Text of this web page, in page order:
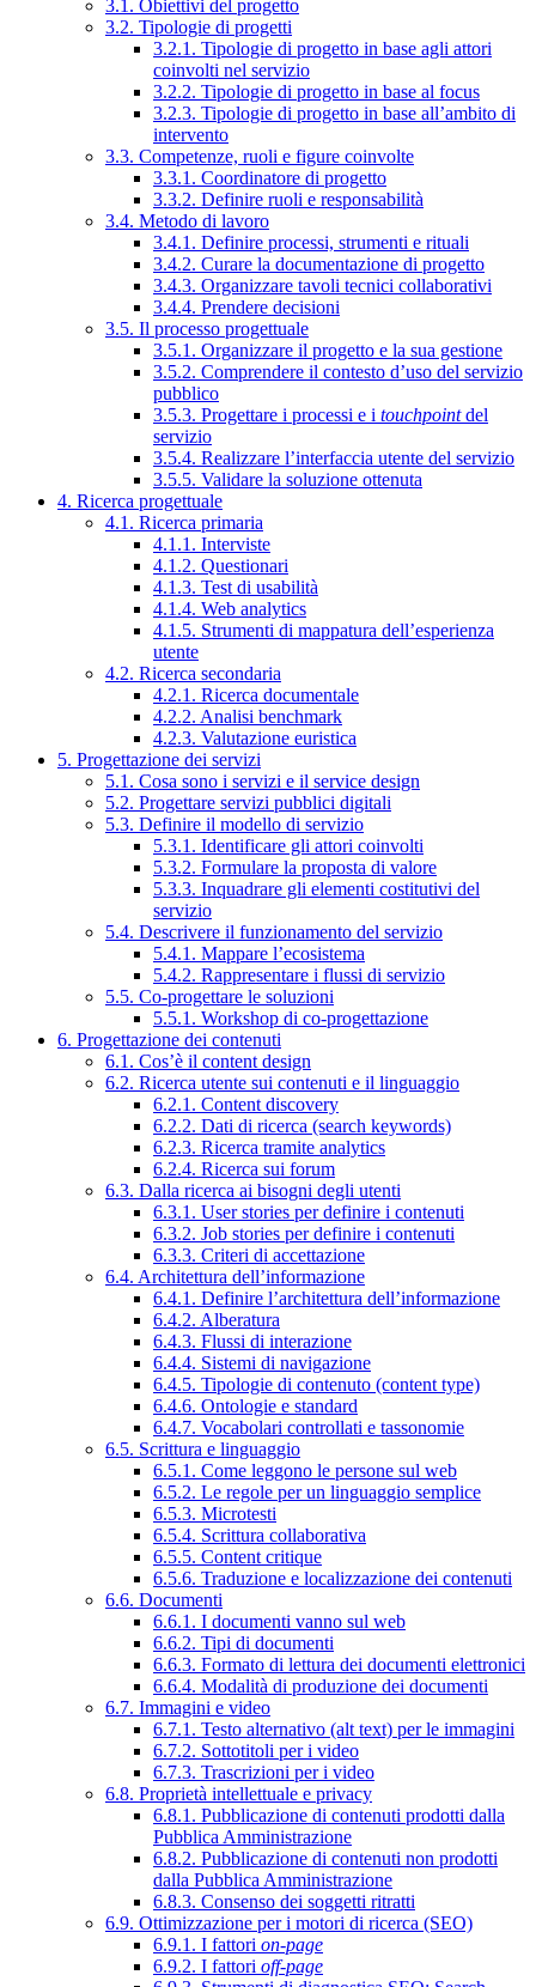
3.1. Obiettivi del progetto
3.2. Tipologie di progetti
3.2.1. Tipologie di progetto in base agli attori
coinvolti nel servizio
3.2.2. Tipologie di progetto in base al focus
3.2.3. Tipologie di progetto in base all’ambito di
intervento
3.3. Competenze, ruoli e figure coinvolte
3.3.1. Coordinatore di progetto
3.3.2. Definire ruoli e responsabilità
3.4. Metodo di lavoro
3.4.1. Definire processi, strumenti e rituali
3.4.2. Curare la documentazione di progetto
3.4.3. Organizzare tavoli tecnici collaborativi
3.4.4. Prendere decisioni
3.5. Il processo progettuale
3.5.1. Organizzare il progetto e la sua gestione
3.5.2. Comprendere il contesto d’uso del servizio
pubblico
3.5.3. Progettare i processi e i touchpointdel
servizio
3.5.4. Realizzare l’interfaccia utente del servizio
3.5.5. Validare la soluzione ottenuta
4. Ricerca progettuale
4.1. Ricerca primaria
4.1.1. Interviste
4.1.2. Questionari
4.1.3. Test di usabilità
4.1.4. Web analytics
4.1.5. Strumenti di mappatura dell’esperienza
utente
4.2. Ricerca secondaria
4.2.1. Ricerca documentale
4.2.2. Analisi benchmark
4.2.3. Valutazione euristica
5. Progettazione dei servizi
5.1. Cosa sono i servizi e il service design
5.2. Progettare servizi pubblici digitali
5.3. Definire il modello di servizio
5.3.1. Identificare gli attori coinvolti
5.3.2. Formulare la proposta di valore
5.3.3. Inquadrare gli elementi costitutivi del
servizio
5.4. Descrivere il funzionamento del servizio
5.4.1. Mappare l’ecosistema
5.4.2. Rappresentare i flussi di servizio
5.5. Co-progettare le soluzioni
5.5.1. Workshop di co-progettazione
6. Progettazione dei contenuti
6.1. Cos’è il content design
6.2. Ricerca utente sui contenuti e il linguaggio
6.2.1. Content discovery
6.2.2. Dati di ricerca (search keywords)
6.2.3. Ricerca tramite analytics
6.2.4. Ricerca sui forum
6.3. Dalla ricerca ai bisogni degli utenti
6.3.1. User stories per definire i contenuti
6.3.2. Job stories per definire i contenuti
6.3.3. Criteri di accettazione
6.4. Architettura dell’informazione
6.4.1. Definire l’architettura dell’informazione
6.4.2. Alberatura
6.4.3. Flussi di interazione
6.4.4. Sistemi di navigazione
6.4.5. Tipologie di contenuto (content type)
6.4.6. Ontologie e standard
6.4.7. Vocabolari controllati e tassonomie
6.5. Scrittura e linguaggio
6.5.1. Come leggono le persone sul web
6.5.2. Le regole per un linguaggio semplice
6.5.3. Microtesti
6.5.4. Scrittura collaborativa
6.5.5. Content critique
6.5.6. Traduzione e localizzazione dei contenuti
6.6. Documenti
6.6.1. I documenti vanno sul web
6.6.2. Tipi di documenti
6.6.3. Formato di lettura dei documenti elettronici
6.6.4. Modalità di produzione dei documenti
6.7. Immagini e video
6.7.1. Testo alternativo (alt text) per le immagini
6.7.2. Sottotitoli per i video
6.7.3. Trascrizioni per i video
6.8. Proprietà intellettuale e privacy
6.8.1. Pubblicazione di contenuti prodotti dalla
Pubblica Amministrazione
6.8.2. Pubblicazione di contenuti non prodotti
dalla Pubblica Amministrazione
6.8.3. Consenso dei soggetti ritratti
6.9. Ottimizzazione per i motori di ricerca (SEO)
6.9.1. I fattori on-page
6.9.2. I fattori off-page